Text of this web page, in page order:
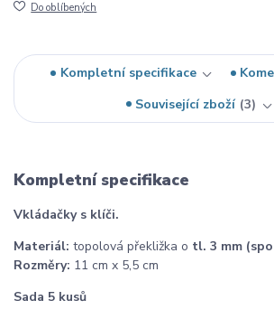
Do oblíbených
Kompletní specifikace
Související zboží 3
Kompletní specifikace
Vkládačky s klíči.
Materiál: topolová překližka o tl. 3 mm
Rozměry: 11 cm x 5,5 cm
Sada 5 kusů